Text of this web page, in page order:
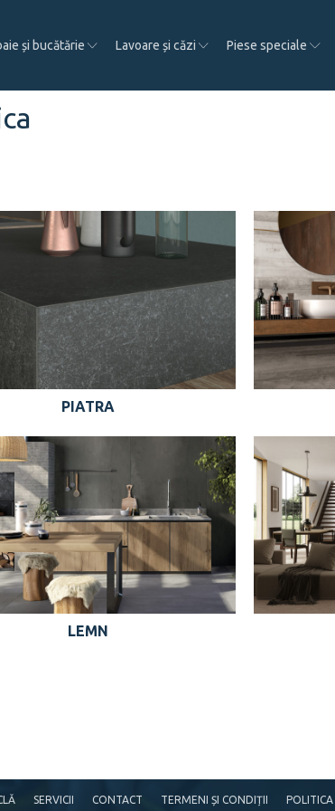
și bucătărie Lavoare și căzi Piese speciale
PIATRA
LEMN
SERVICII CONTACT TERMENI ȘI CONDIȚII